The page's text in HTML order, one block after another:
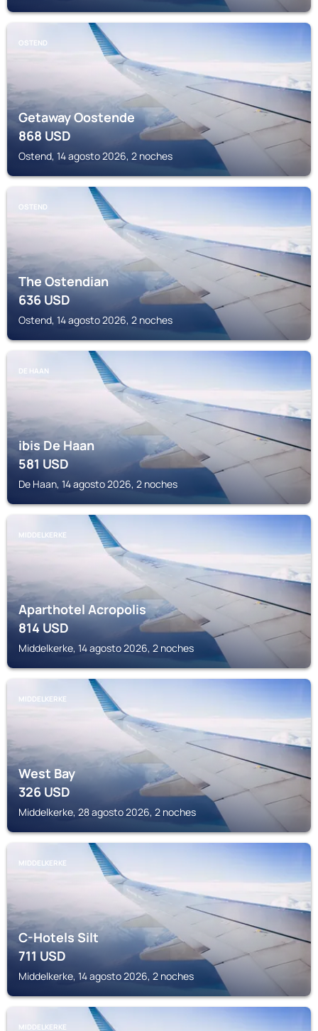
OSTEND
Getaway Oostende
868USD
Ostend, 14 agosto 2026, 2 noches
OSTEND
The Ostendian
636USD
Ostend, 14 agosto 2026, 2 noches
DE HAAN
ibis De Haan
581USD
De Haan, 14 agosto 2026, 2 noches
MIDDELKERKE
Aparthotel Acropolis
814USD
Middelkerke, 14 agosto 2026, 2 noches
MIDDELKERKE
West Bay
326USD
Middelkerke, 28 agosto 2026, 2 noches
MIDDELKERKE
C-Hotels Silt
711USD
Middelkerke, 14 agosto 2026, 2 noches
MIDDELKERKE